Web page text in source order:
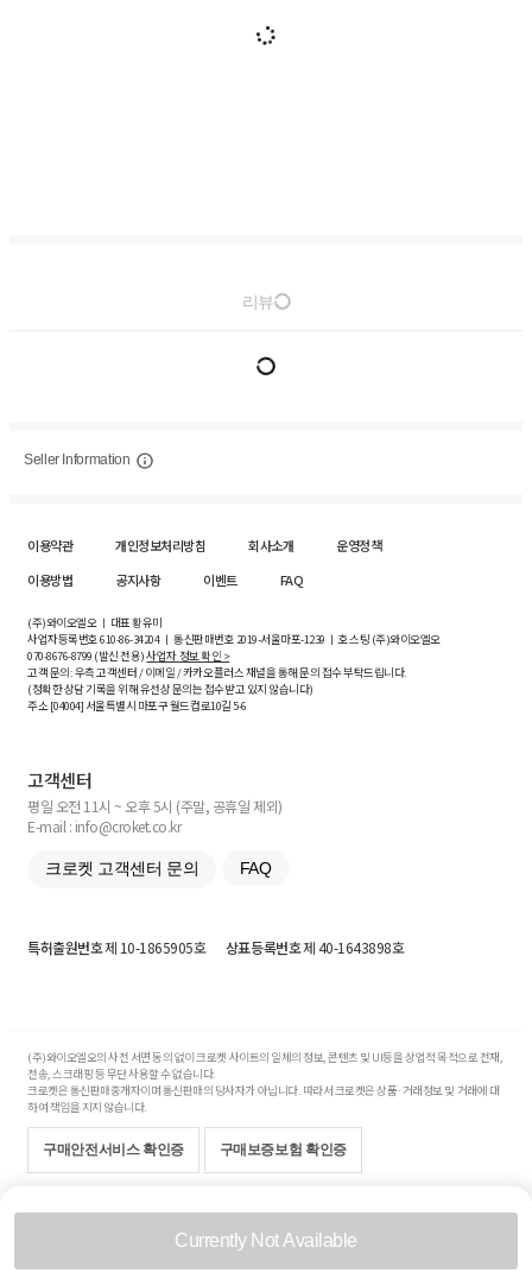
Currently Not Available
리뷰
Seller Information
이용약관 개인정보처리방침 회사소개
운영정책
이용방법
공지사항 이벤트 FAQ
(주)와이오엘오 ㅣ 대표 황유미
사업자등록번호610-86-34204ㅣ 통신판매번호 2019-서울마포-1239 ㅣ 호스팅 (주)와이오엘오
070-8676-8799 (발신 전용)사업자 정보 확인 >
고객 문의: 우측 고객센터 / 이메일 / 카카오플러스 채널을 통해 문의 접수 부탁드립니다.
(정확한 상담 기록을 위해 유선상 문의는 접수받고 있지 않습니다)
주소 [04004] 서울특별시 마포구 월드컵로10길5-6
고객센터
평일 오전 11시 ~ 오후 5시 (주말, 공휴일 제외)
E-mail : info@croket.co.kr
크로켓 고객센터 문의 FAQ
특허출원번호제 10-1865905호 상표등록번호제 40-1643898호
(주)와이오엘오의 사전 서면 동의 없이 크로켓 사이트의 일체의 정보, 콘텐츠 및 UI등을 상업적 목적으로 전재,
전송, 스크래핑 등 무단 사용할 수 없습니다.
크로켓은 통신판매중개자이며 통신판매의 당사자가 아닙니다. 따라서 크로켓은 상품·거래정보 및 거래에 대
하여 책임을 지지 않습니다.
구매안전서비스 확인증 구매보증보험 확인증